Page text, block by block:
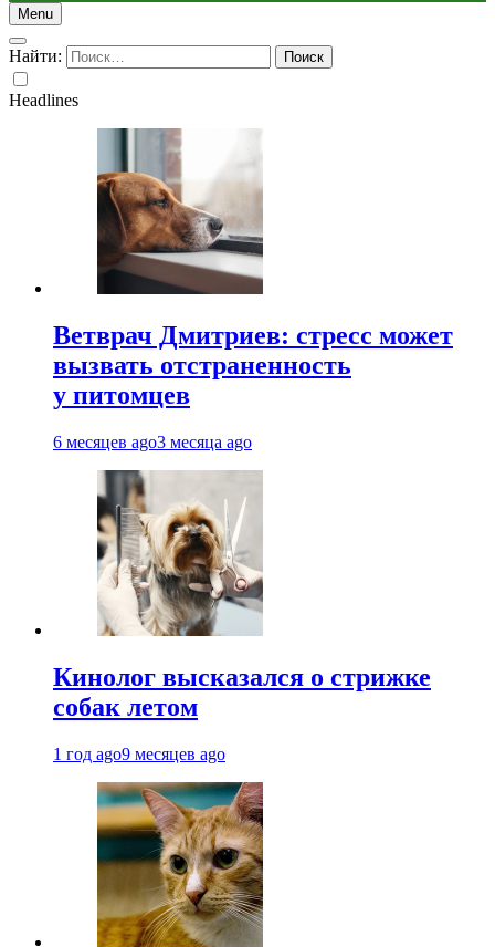
Menu
Найти:
Headlines
Ветврач Дмитриев: стресс может
вызвать отстраненность
у питомцев
6 месяцев ago3 месяца ago
Кинолог высказался о стрижке
собак летом
1 год ago9 месяцев ago